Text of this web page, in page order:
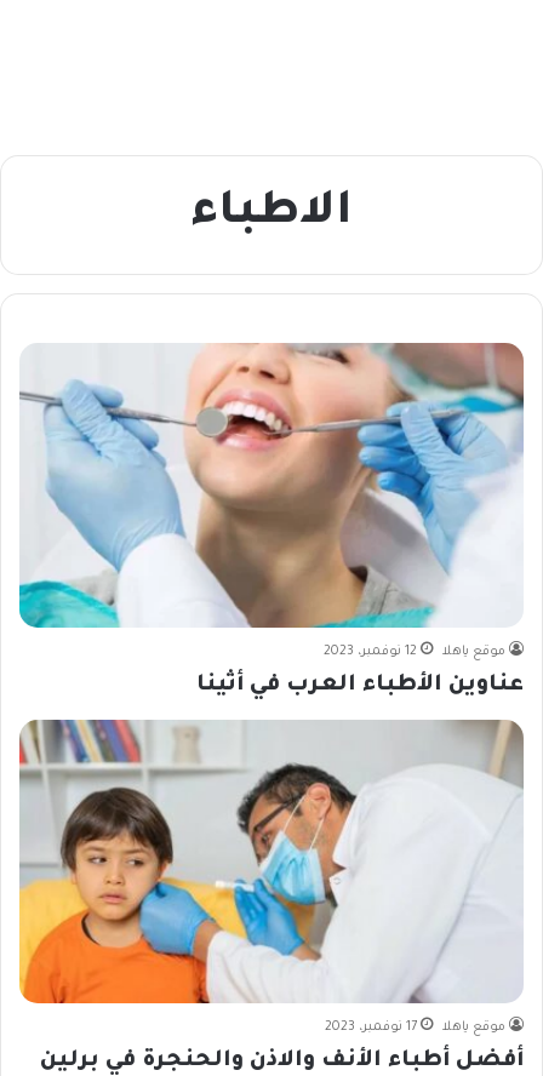
الاطباء
موقع ياهلا 12 نوفمبر، 2023
عناوين الأطباء العرب في أثينا
موقع ياهلا 17 نوفمبر، 2023
أفضل أطباء الأنف والاذن والحنجرة في برلين